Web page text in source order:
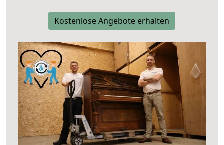
Kostenlose Angebote erhalten